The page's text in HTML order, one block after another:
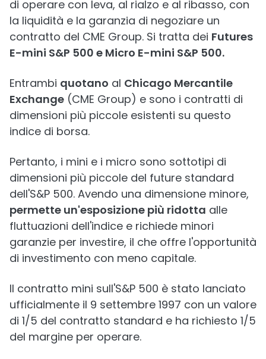
di operare con leva, al rialzo e al ribasso, con
la liquidità e la garanzia di negoziare un
contratto del CME Group. Si tratta dei Futures
E-mini S&P 500 e Micro E-mini S&P 500.
Entrambi quotano al Chicago Mercantile
Exchange (CME Group) e sono i contratti di
dimensioni più piccole esistenti su questo
indice di borsa.
Pertanto, i mini e i micro sono sottotipi di
dimensioni più piccole del future standard
dell'S&P 500. Avendo una dimensione minore,
permette un'esposizione più ridotta alle
fluttuazioni dell'indice e richiede minori
garanzie per investire, il che offre l'opportunità
di investimento con meno capitale.
Il contratto mini sull'S&P 500 è stato lanciato
ufficialmente il 9 settembre 1997 con un valore
di 1/5 del contratto standard e ha richiesto 1/5
del margine per operare.